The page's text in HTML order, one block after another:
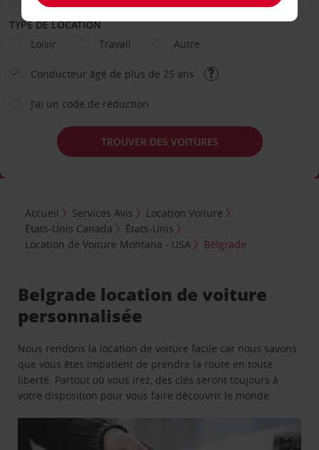
TYPE DE LOCATION
Loisir
Travail Autre
Conducteur âgé de plus de 25 ans
J’ai un code de réduction
TROUVER DES VOITURES
Accueil Services Avis
Location Voiture
États-Unis Canada
États-Unis
Location de Voiture Montana - USA
Belgrade
Belgrade location de voiture
personnalisée
Nous rendons la location de voiture facile car nous savons
que vous êtes impatient de prendre la route en toute
liberté. Partout où vous irez, des clés seront toujours à
votre disposition pour vous faire découvrir le monde.